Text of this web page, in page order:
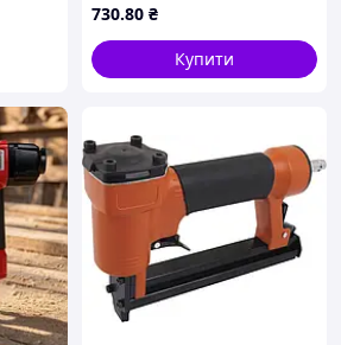
акумуляторний
портативний бездротовий
730.80 ₴
Купити